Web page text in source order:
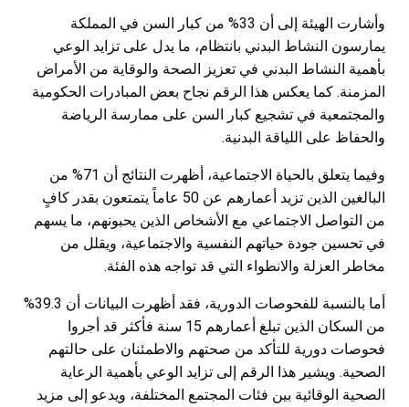
وأشارت الهيئة إلى أن 33% من كبار السن في المملكة
يمارسون النشاط البدني بانتظام، ما يدل على تزايد الوعي
بأهمية النشاط البدني في تعزيز الصحة والوقاية من الأمراض
المزمنة. كما يعكس هذا الرقم نجاح بعض المبادرات الحكومية
والمجتمعية في تشجيع كبار السن على ممارسة الرياضة
والحفاظ على اللياقة البدنية.
وفيما يتعلق بالحياة الاجتماعية، أظهرت النتائج أن 71% من
البالغين الذين تزيد أعمارهم عن 50 عاماً يتمتعون بقدر كافٍ
من التواصل الاجتماعي مع الأشخاص الذين يحبونهم، ما يسهم
في تحسين جودة حياتهم النفسية والاجتماعية، ويقلل من
مخاطر العزلة والانطواء التي قد تواجه هذه الفئة.
أما بالنسبة للفحوصات الدورية، فقد أظهرت البيانات أن 39.3%
من السكان الذين تبلغ أعمارهم 15 سنة فأكثر قد أجروا
فحوصات دورية للتأكد من صحتهم والاطمئنان على حالتهم
الصحية. ويشير هذا الرقم إلى تزايد الوعي بأهمية الرعاية
الصحية الوقائية بين فئات المجتمع المختلفة، ويدعو إلى مزيد